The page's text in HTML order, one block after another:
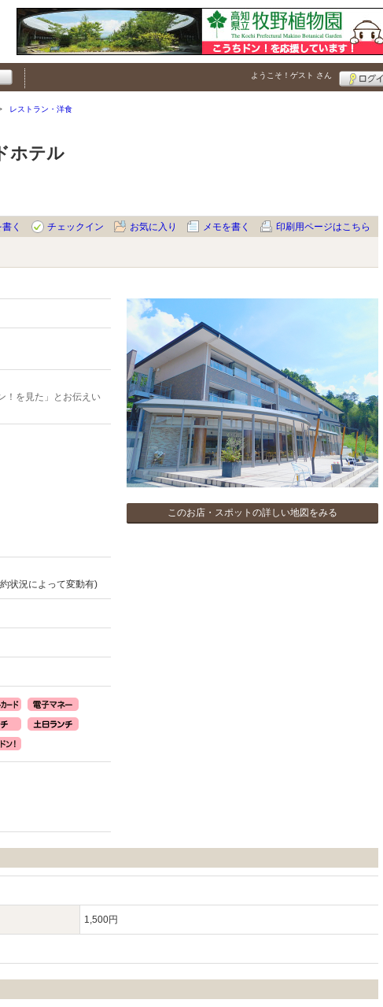
ようこそ！ ゲスト さん
レストラン・洋食
ホテル
く
チェックイン お気に入り メモを書く 印刷用ページはこちら
！を見た」とお伝えい
状況によって変動有)
このお店・スポットの詳しい地図をみる
1,500円